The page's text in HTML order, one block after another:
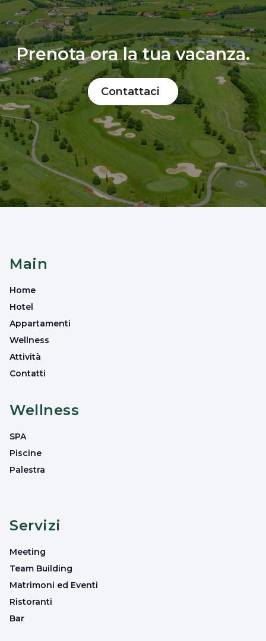
Prenota ora la tua vacanza.
Contattaci
Main
Home
Hotel
Appartamenti
Wellness
Attività
Contatti
Wellness
SPA
Piscine
Palestra
Servizi
Meeting
Team Building
Matrimoni ed Eventi
Ristoranti
Bar